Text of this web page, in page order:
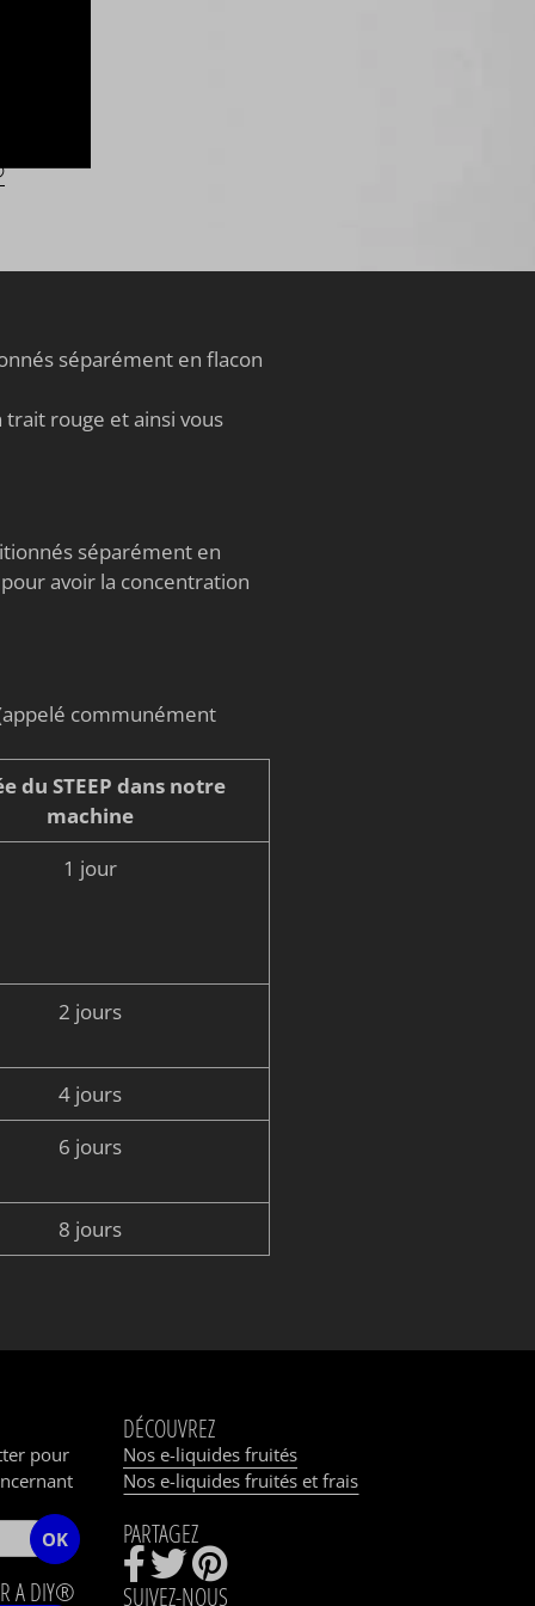
séparément en flacon
rouge et ainsi vous
séparément en
avoir la concentration
communément
du STEEP dans notre
machine
1 jour
2 jours
4 jours
6 jours
8 jours
pour
OK
A DIY®
DÉCOUVREZ
Nos e-liquides fruités
Nos e-liquides fruités et frais
PARTAGEZ
SUIVEZ-NOUS